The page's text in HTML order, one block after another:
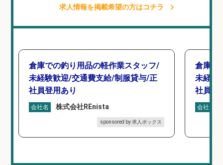
求人情報を掲載希望の方はコチラ
倉庫での釣り用品の軽作業スタッフ/
未経験歓迎/交通費支給/制服貸与/正
社員登用あり
会社名 株式会社REnista
sponsored by 求人ボックス
倉庫で
未経験
社員登
会社名